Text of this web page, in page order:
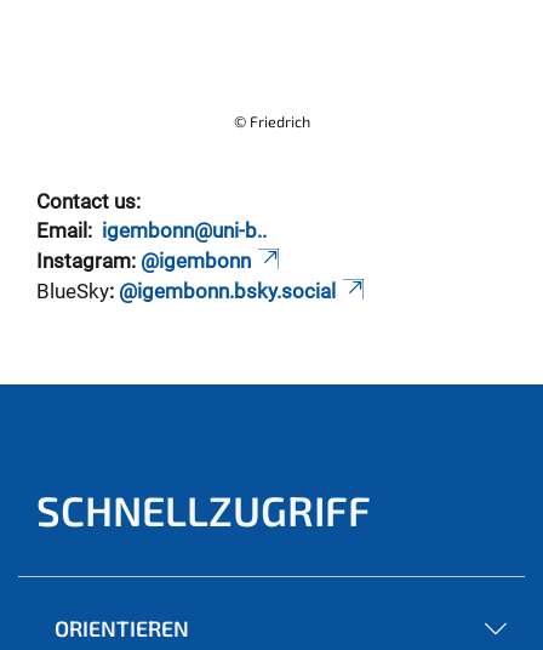
© Friedrich
Contact us:
Email: igembonn@uni-b..
Instagram: @igembonn
BlueSky: @igembonn.bsky.social
SCHNELLZUGRIFF
ORIENTIEREN